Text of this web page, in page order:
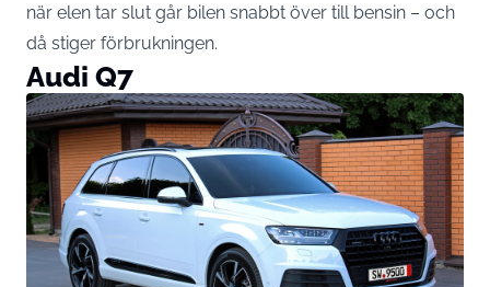
när elen tar slut går bilen snabbt över till bensin – och
då stiger förbrukningen.
Audi Q7